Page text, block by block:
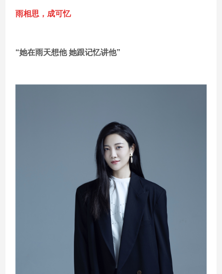
雨相思，成可忆
“她在雨天想他 她跟记忆讲他”